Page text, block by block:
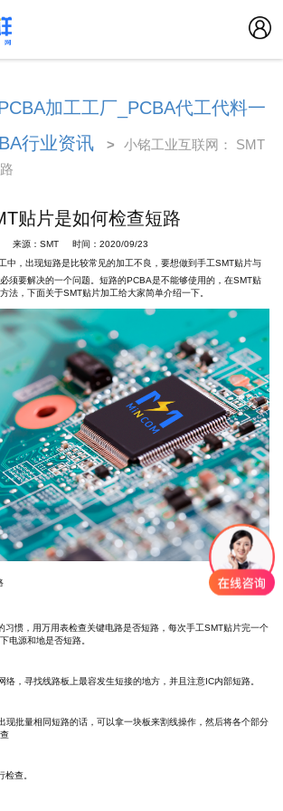
加工工厂_PCBA代工代料一
行业资讯
>
小铭工业互联网： SMT
贴片是如何检查短路
来源：SMT 时间：2020/09/23
中，出现短路是比较常见的加工不良，要想做到手工SMT贴片与
须要解决的一个问题。短路的PCBA是不能够使用的，在SMT贴
法，下面关于SMT贴片加工给大家简单介绍一下。
习惯，用万用表检查关键电路是否短路，每次手工SMT贴片完一个
电源和地是否短路。
络，寻找线路板上最容发生短接的地方，并且注意IC内部短路。
现批量相同短路的话，可以拿一块板来割线操作，然后将各个部分
查。